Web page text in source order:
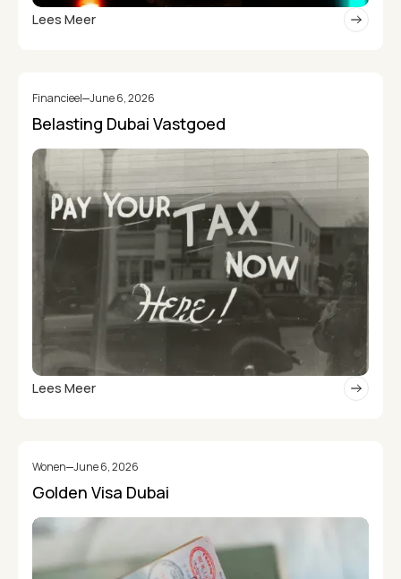
Lees Meer
Financieel June 6, 2026
Belasting Dubai Vastgoed
Lees Meer
Wonen June 6, 2026
Golden Visa Dubai